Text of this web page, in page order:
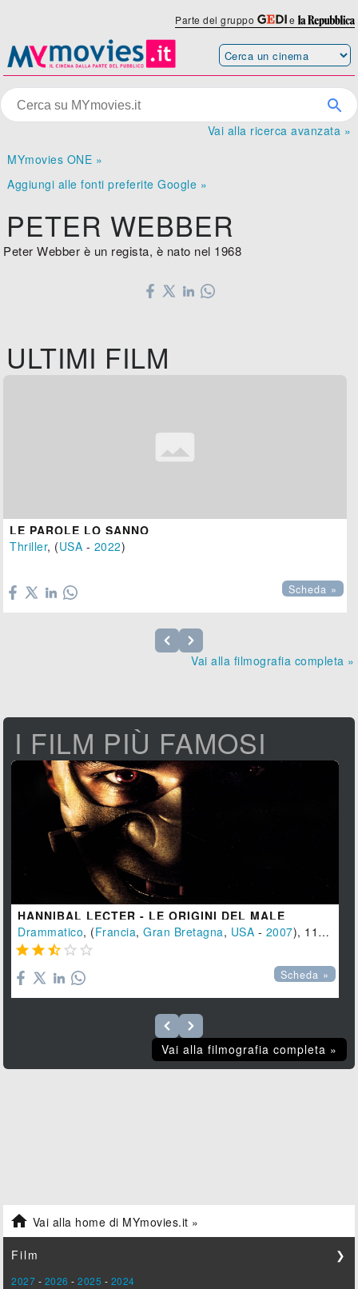
Parte del gruppo e
Vai alla ricerca avanzata »
MYmovies ONE »
Aggiungi alle fonti preferite Google »
PETER WEBBER
Peter Webber è un regista, è nato nel 1968
ULTIMI FILM
LE PAROLE LO SANNO
Thriller, (USA - 2022)
Scheda »
Vai alla filmografia completa »
I FILM PIÙ FAMOSI
HANNIBAL LECTER - LE ORIGINI DEL MALE
Drammatico, (Francia,Gran Bretagna, USA - 2007), 117 min.
    
Scheda »
Vai alla filmografia completa »
 Vai alla home di MYmovies.it »
Film ❯
2027 - 2026 -2025 - 2024